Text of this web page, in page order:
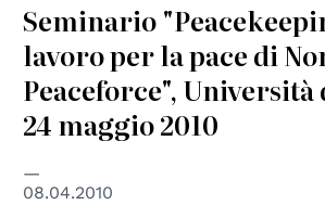
Seminario
lavoro per la pace di
Peaceforce", Università
24 maggio 2010
08.04.2010